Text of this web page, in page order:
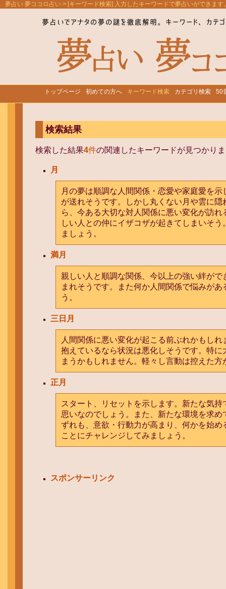
夢占い 夢ココロ占い > [キーワード検索] 入力したキーワードで夢占いができます
50
カテゴリ検索
キーワード検索
初めての方へ
トップページ
検索結果
検索した結果4件の関連したキーワードが見つかり
月
月の夢は順調な人間関係・恋愛や家庭愛を
が送れそうです。しかし丸くない月や雲に
ら、今ある大切な対人関係に悪い変化が訪
しい人との仲にイザコザが起きてしまいそ
ましょう。
満月
親しい人と順調な関係、今以上の強い絆が
まれそうです。また何か人間関係で悩みが
う。
三日月
人間関係に悪い変化が起こる前ぶれかもし
抱えているなら状況は悪化しそうです。特
まうかもしれません。軽々し言動は控えた方
正月
スタート、リセットを示します。新たな気
思いなのでしょう。また、新たな環境を求
ずれも、意欲・行動力が高まり、何かを始
ことにチャレンジしてみましょう。
スポンサーリンク